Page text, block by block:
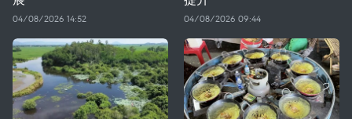
04/08/2026 14:52 04/08/2026 09:44